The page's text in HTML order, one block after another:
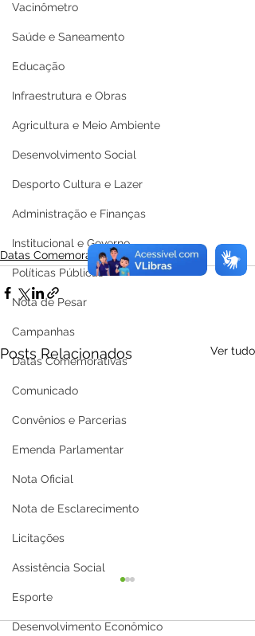
Vacinômetro
Saúde e Saneamento
Educação
Infraestrutura e Obras
Agricultura e Meio Ambiente
Desenvolvimento Social
Desporto Cultura e Lazer
Administração e Finanças
Institucional e Governo
Políticas Públicas
Nota de Pesar
Campanhas
Datas Comemorativas
Comunicado
Convênios e Parcerias
Emenda Parlamentar
Nota Oficial
Nota de Esclarecimento
Licitações
Assistência Social
Esporte
Desenvolvimento Econômico
Datas Comemorativas
Posts Relacionados Ver tudo